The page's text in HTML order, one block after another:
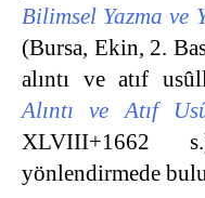
Bilimsel Yazma ve
(Bursa, Ekin, 2.
alıntı ve atıf
Alıntı ve Atıf
XLVIII+1662
yönlendirmede